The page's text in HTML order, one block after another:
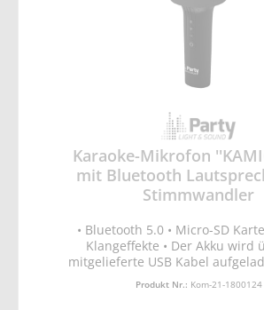
Karaoke-Mikrofon
mit Bluetooth
Stimmwandler
• Bluetooth 5.0 • Micro-SD
Klangeffekte • Der Akku wird
mitgelieferte USB Kabel
80x80x225mm •
Eingangsspannung: 5Vdc 1A
Produkt Nr.: Kom-21-1800124